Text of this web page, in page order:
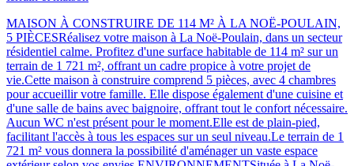
MAISON À CONSTRUIRE DE 114 M² À LA NOË-POULAIN,
5 PIÈCESRéalisez votre maison à La Noë-Poulain, dans un secteur
résidentiel calme. Profitez d'une surface habitable de 114 m² sur un
terrain de 1 721 m², offrant un cadre propice à votre projet de
vie.Cette maison à construire comprend 5 pièces, avec 4 chambres
pour accueillir votre famille. Elle dispose également d'une cuisine et
d'une salle de bains avec baignoire, offrant tout le confort nécessaire.
Aucun WC n'est présent pour le moment.Elle est de plain-pied,
facilitant l'accès à tous les espaces sur un seul niveau.Le terrain de 1
721 m² vous donnera la possibilité d'aménager un vaste espace